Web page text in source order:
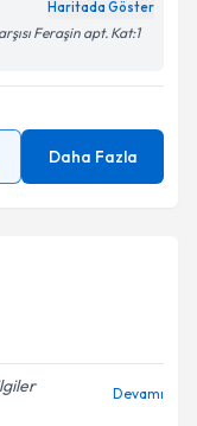
Feraşin apt. Kat:1
Daha Fazla